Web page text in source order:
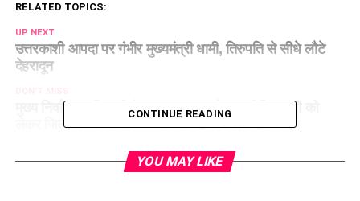
RELATED TOPICS:
UP NEXT
उत्तरकाशी आपदा पर गंभीर मुख्यमंत्री धामी, तिरुपति से सीधे लौटे
देहरादून
मुख्य निर्वाचन अधिकारी ने BLO-BLA और नए पोलिंग बूथों को
लेकर जिलाधिकारियों संग की समीक्षा बैठक, दिए सख्त निर्देश
CONTINUE READING
YOU MAY LIKE